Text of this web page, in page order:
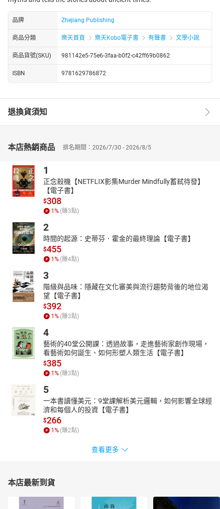
品牌 Zhejiang Publishing
商品分類 樂天首頁 樂天Kobo電子書 有聲書 文學小說
商品貨號(SKU) 981142e5-75e6-3faa-b0f2-c42ff69b0862
ISBN 9781629786872
退換貨須知
本店熱銷商品 排名期間：2026/7/30 - 2026/8/5
1
正念殺機【NETFLIX影集Murder Mindfully蓄弒待發】
【電子書】
$308
1% (賺3點)
2
時間的起源：史蒂芬．霍金的最終理論【電子書】
$455
1% (賺4點)
3
階級與品味：隱藏在文化審美與流行趨勢背後的地位渴
望【電子書】
$392
1% (賺3點)
4
藝術的40堂公開課：透過故事，走進藝術家創作現場，
看藝術如何誕生、如何形塑人類生活【電子書】
$385
1% (賺3點)
5
一本書讀懂美元：9堂課解析美元邏輯，如何影響全球經
濟和每個人的投資【電子書】
$266
1% (賺2點)
查看更多
本店最新到貨